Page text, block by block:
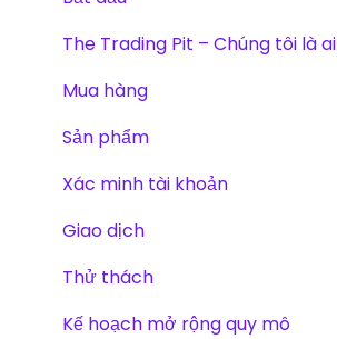
The Trading Pit – Chúng tôi là ai
Mua hàng
Sản phẩm
Xác minh tài khoản
Giao dịch
Thử thách
Kế hoạch mở rộng quy mô